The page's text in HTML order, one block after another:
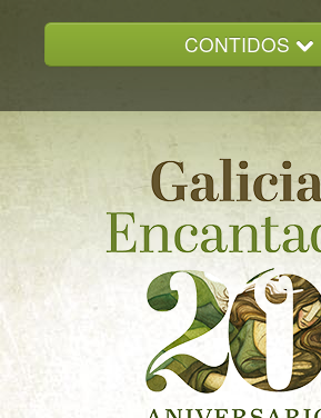
CONTIDOS
GALICIA ENCANTADA
DOCUMENTACION
NOVAS
CONTACTO